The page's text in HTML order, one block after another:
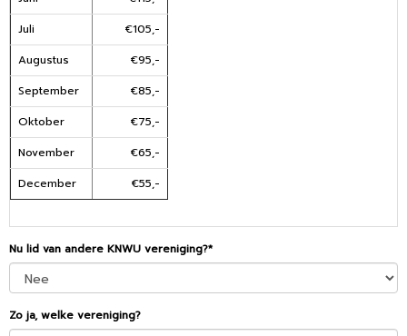
Juli
€105,-
Augustus
€95,-
September
€85,-
Oktober
€75,-
November
€65,-
December
€55,-
Nu lid van andere KNWU vereniging?*
Zo ja, welke vereniging?